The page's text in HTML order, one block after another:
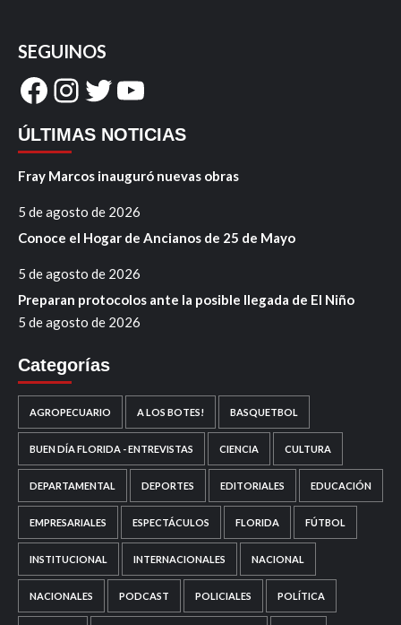
SEGUINOS
Facebook
Instagram
Twitter
YouTube
ÚLTIMAS NOTICIAS
Fray Marcos inauguró nuevas obras
5 de agosto de 2026
Conoce el Hogar de Ancianos de 25 de Mayo
5 de agosto de 2026
Preparan protocolos ante la posible llegada de El Niño
5 de agosto de 2026
Categorías
AGROPECUARIO A LOS BOTES! BASQUETBOL
BUEN DÍA FLORIDA - ENTREVISTAS CIENCIA CULTURA
DEPARTAMENTAL DEPORTES EDITORIALES EDUCACIÓN
EMPRESARIALES ESPECTÁCULOS FLORIDA FÚTBOL
INSTITUCIONAL INTERNACIONALES NACIONAL
NACIONALES PODCAST POLICIALES POLÍTICA